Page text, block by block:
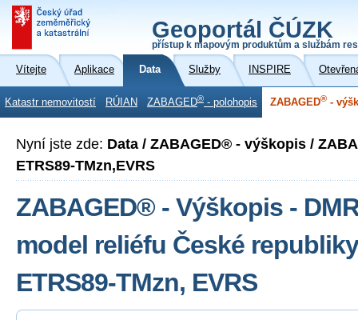
Geoportál ČÚZK
přístup k mapovým produktům a službám
Vítejte Aplikace Data Služby INSPIRE
Katastr nemovitostí RÚIAN ZABAGED® - polohopis ZABAGED® -
Nyní jste zde: Data / ZABAGED® - výškopis /
ETRS89-TMzn,EVRS
ZABAGED® - Výškopis -
model reliéfu České
ETRS89-TMzn, EVRS